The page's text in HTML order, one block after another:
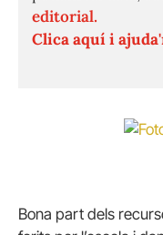
editorial.
Clica aquí i
Bona part dels